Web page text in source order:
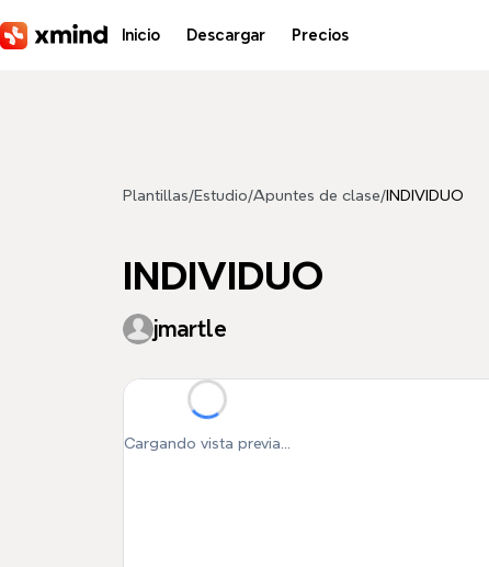
Inicio Descargar Precios
Plantillas/Estudio/Apuntes de clase/ INDIVIDUO
INDIVIDUO
jmartle
Cargando vista previa...